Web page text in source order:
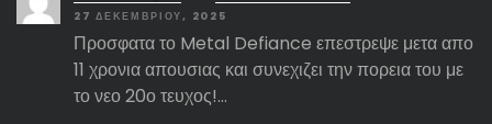
27 ΔΕΚΕΜΒΡΊΟΥ, 2025
Προσφατα το Metal Defiance επεστρεψε μετα απο
11 χρονια απουσιας και συνεχιζει την πορεια του με
το νεο 20ο τευχος!…